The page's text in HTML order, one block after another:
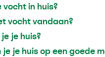
vocht in huis?
vocht vandaan?
je huis?
je huis op een goede